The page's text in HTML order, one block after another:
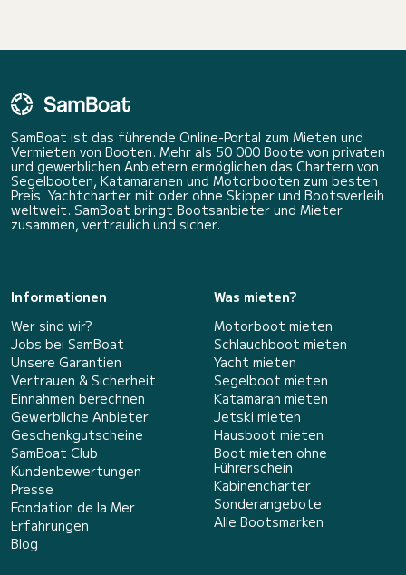
SamBoat ist das führende Online-Portal zum Mieten und
Vermieten von Booten. Mehr als 50 000 Boote von privaten
und gewerblichen Anbietern ermöglichen das Chartern von
Segelbooten, Katamaranen und Motorbooten zum besten
Preis. Yachtcharter mit oder ohne Skipper und Bootsverleih
weltweit. SamBoat bringt Bootsanbieter und Mieter
zusammen, vertraulich und sicher.
Informationen
Wer sind wir?
Jobs bei SamBoat
Unsere Garantien
Vertrauen & Sicherheit
Einnahmen berechnen
Gewerbliche Anbieter
Geschenkgutscheine
SamBoat Club
Kundenbewertungen
Presse
Fondation de la Mer
Erfahrungen
Blog
Was mieten?
Motorboot mieten
Schlauchboot mieten
Yacht mieten
Segelboot mieten
Katamaran mieten
Jetski mieten
Hausboot mieten
Boot mieten ohne
Führerschein
Kabinencharter
Sonderangebote
Alle Bootsmarken